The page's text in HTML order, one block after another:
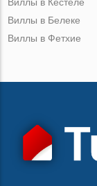
Виллы в Кестеле
Виллы в Белеке
Виллы в Фетхие